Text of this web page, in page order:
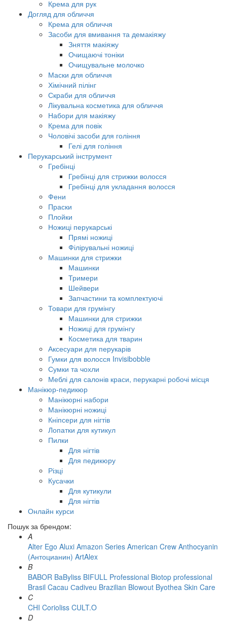
Крема для рук
Догляд для обличчя
Крема для обличчя
Засоби для вмивання та демакіяжу
Зняття макіяжу
Очищаючі тоніки
Очищувальне молочко
Маски для обличчя
Хімічний пілінг
Скраби для обличчя
Лікувальна косметика для обличчя
Набори для макіяжу
Крема для повік
Чоловічі засоби для гоління
Гелі для гоління
Перукарський інструмент
Гребінці
Гребінці для стрижки волосся
Гребінці для укладання волосся
Фени
Праски
Плойки
Ножиці перукарські
Прямі ножиці
Філірувальні ножиці
Машинки для стрижки
Машинки
Тримери
Шейвери
Запчастини та комплектуючі
Товари для грумінгу
Машинки для стрижки
Ножиці для грумінгу
Косметика для тварин
Аксесуари для перукарів
Гумки для волосся Invisibobble
Сумки та чохли
Меблі для салонів краси, перукарні робочі місця
Манікюр-педикюр
Манікюрні набори
Манікюрні ножиці
Кніпсери для нігтів
Лопатки для кутикул
Пилки
Для нігтів
Для педикюру
Різці
Кусачки
Для кутикули
Для нігтів
Онлайн курси
Пошук за брендом:
A
Alter Ego Aluxi Amazon Series American Crew Anthocyanin
(Антоцианин) ArtAlex
B
BABOR BaByliss BIFULL Professional Biotop professional
Brasil Cacau Сadiveu Brazilian Blowout Byothea Skin Care
C
CHI Corioliss CULT.O
D